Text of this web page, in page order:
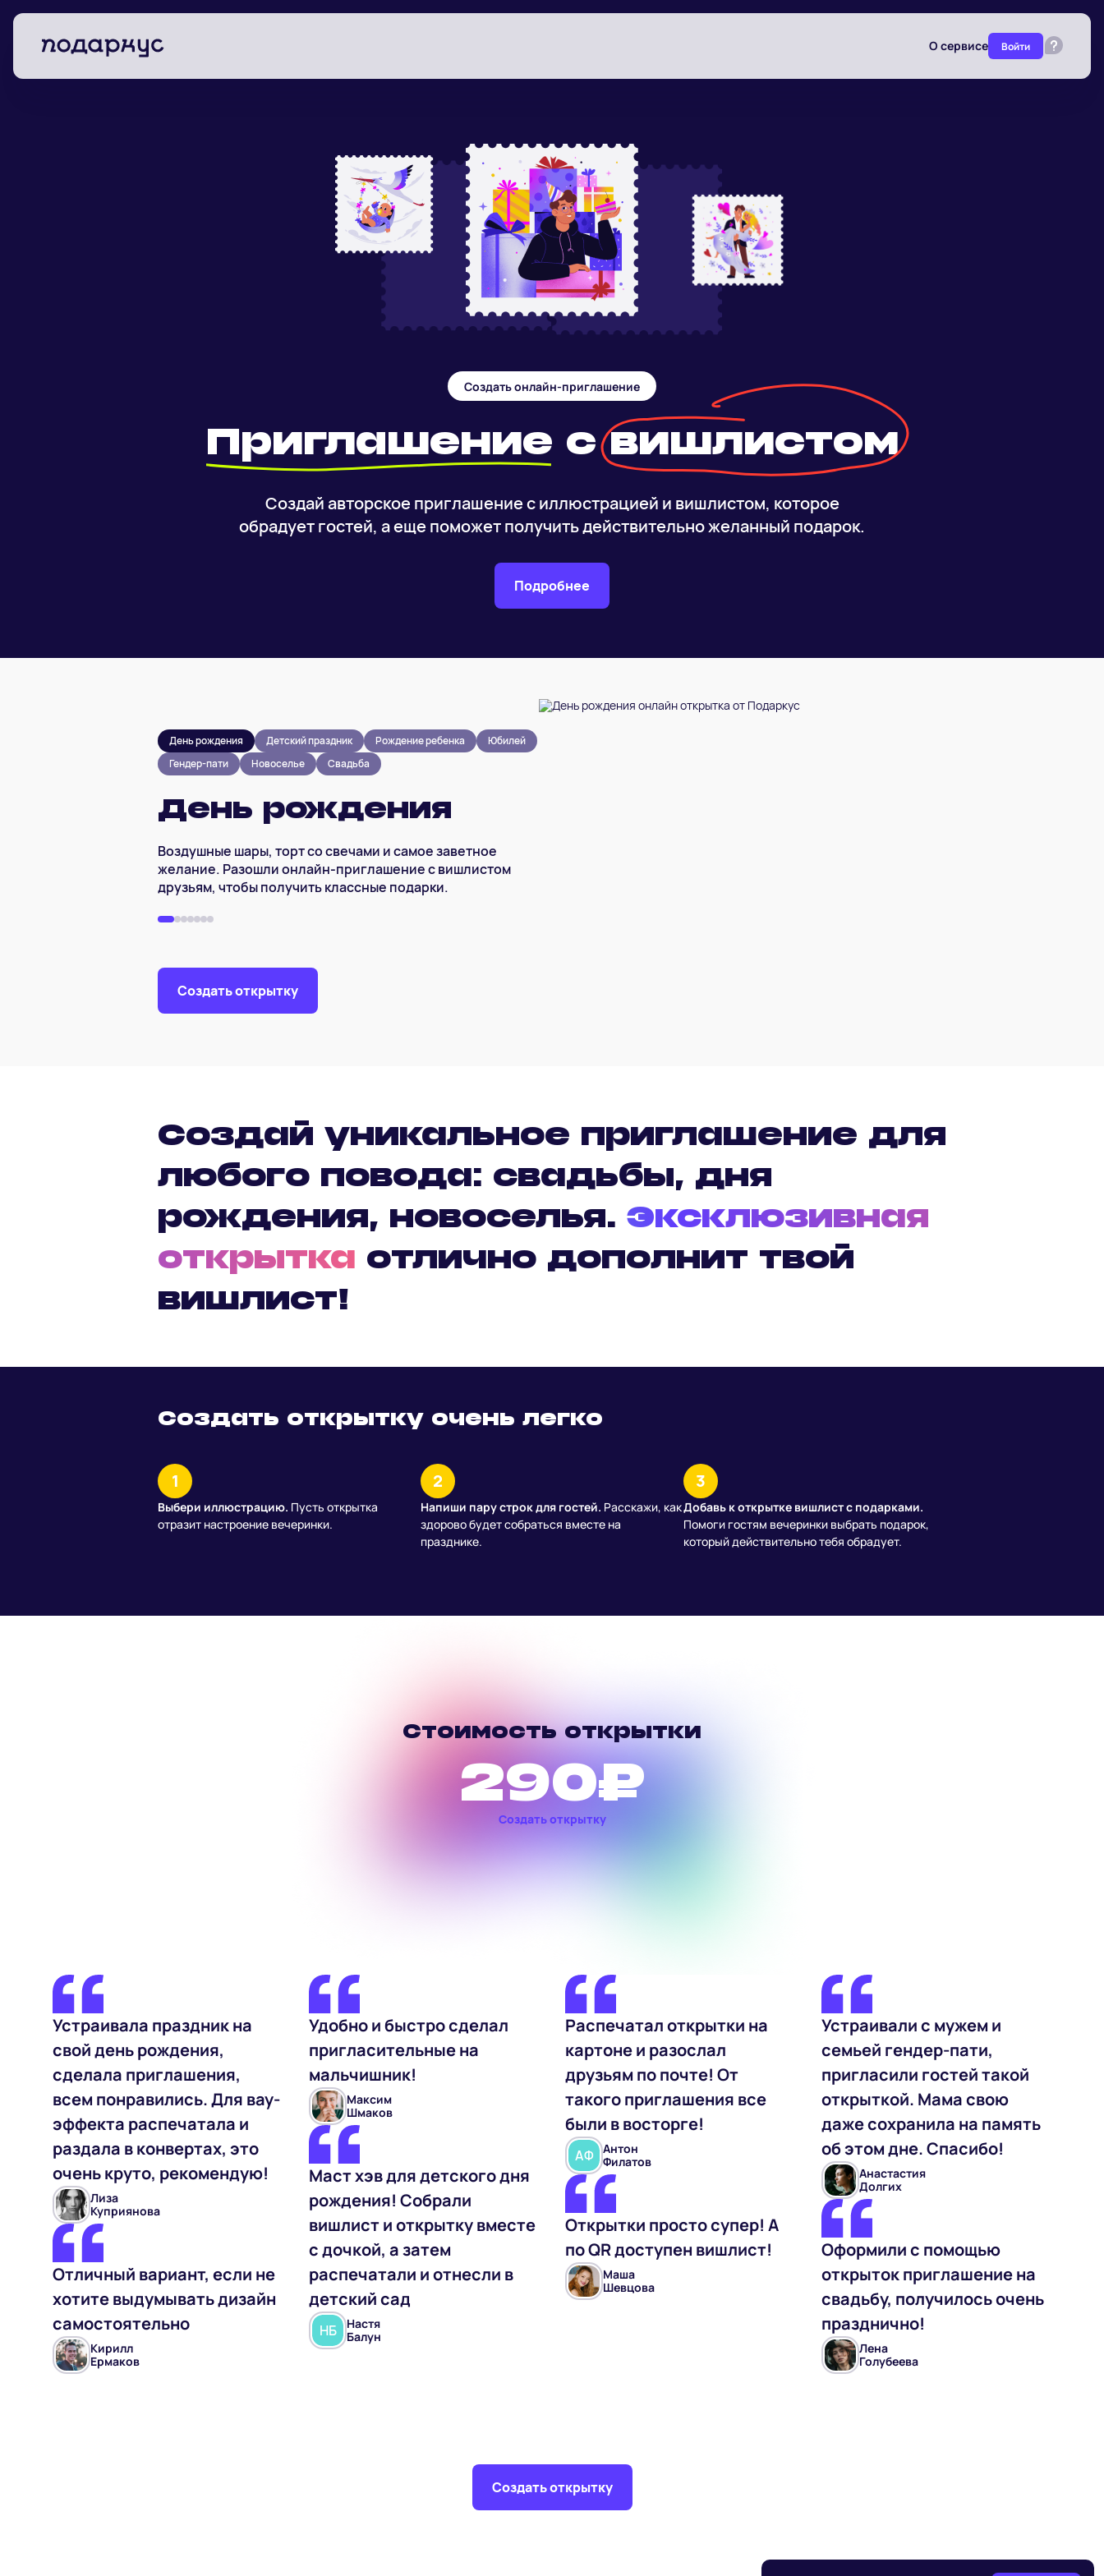
О сервисе Войти
Создать онлайн-приглашение
Приглашение с вишлистом
Создай авторское приглашение с иллюстрацией и вишлистом, которое
обрадует гостей, а еще поможет получить действительно желанный подарок.
Подробнее
День рождения Детский праздник Рождение ребенка
Юбилей
Гендер-пати
Новоселье Свадьба
День рождения
Воздушные шары, торт со свечами и самое заветное
желание. Разошли онлайн-приглашение с вишлистом
друзьям, чтобы получить классные подарки.
Создать открытку
Создай уникальное приглашение для
любого повода: свадьбы, дня
рождения, новоселья. Эксклюзивная
открытка отлично дополнит твой
вишлист!
Создать открытку очень легко
1
Выбери иллюстрацию. Пусть открытка
отразит настроение вечеринки.
2
Напиши пару строк для гостей. Расскажи, как
здорово будет собраться вместе на
празднике.
3
Добавь к открытке вишлист с подарками.
Помоги гостям вечеринки выбрать подарок,
который действительно тебя обрадует.
Стоимость открытки
290₽
Создать открытку
Устраивала праздник на
свой день рождения,
сделала приглашения,
всем понравились. Для вау-
эффекта распечатала и
раздала в конвертах, это
очень круто, рекомендую!
Лиза
Куприянова
Отличный вариант, если не
хотите выдумывать дизайн
самостоятельно
Кирилл
Ермаков
Удобно и быстро сделал
пригласительные на
мальчишник!
Максим
Шмаков
Маст хэв для детского дня
рождения! Собрали
вишлист и открытку вместе
с дочкой, а затем
распечатали и отнесли в
детский сад
НБ
Настя
Балун
Распечатал открытки на
картоне и разослал
друзьям по почте! От
такого приглашения все
были в восторге!
АФ
Антон
Филатов
Открытки просто супер! А
по QR доступен вишлист!
Маша
Шевцова
Устраивали с мужем и
семьей гендер-пати,
пригласили гостей такой
открыткой. Мама свою
даже сохранила на память
об этом дне. Спасибо!
Анастастия
Долгих
Оформили с помощью
открыток приглашение на
свадьбу, получилось очень
празднично!
Лена
Голубеева
Создать открытку